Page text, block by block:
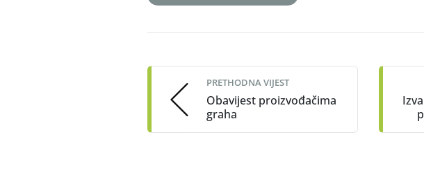
navigation
PRETHODNA VIJEST
Obavijest proizvođačima
graha